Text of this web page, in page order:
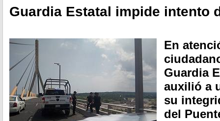
Guardia Estatal impide intento
En
Guardia
auxilió a
su
del